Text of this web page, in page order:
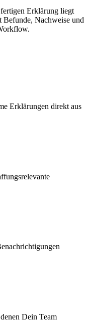
Erklärung liegt
Befunde, Nachweise und
Erklärungen direkt aus
Dein Team